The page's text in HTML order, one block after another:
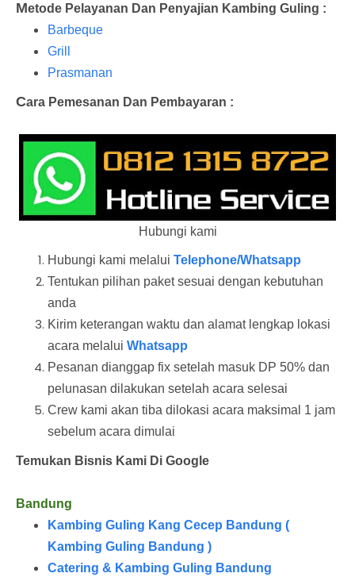
Metode Pelayanan Dan Penyajian Kambing Guling :
Barbeque
Grill
Prasmanan
Cara Pemesanan Dan Pembayaran :
Hubungi kami
Hubungi kami melalui Telephone/Whatsapp
Tentukan pilihan paket sesuai dengan kebutuhan
anda
Kirim keterangan waktu dan alamat lengkap lokasi
acara melalui Whatsapp
Pesanan dianggap fix setelah masuk DP 50% dan
pelunasan dilakukan setelah acara selesai
Crew kami akan tiba dilokasi acara maksimal 1 jam
sebelum acara dimulai
Temukan Bisnis Kami Di Google
Bandung
Kambing Guling Kang Cecep Bandung (
Kambing Guling Bandung )
Catering & Kambing Guling Bandung